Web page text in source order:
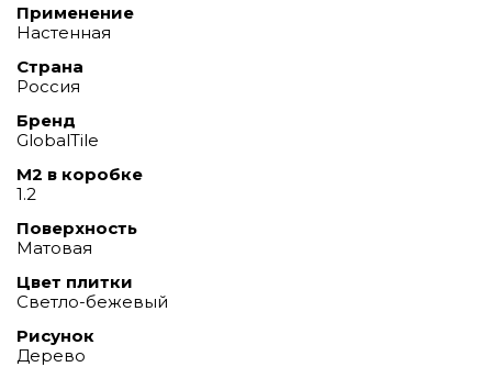
Применение
Настенная
Страна
Россия
Бренд
GlobalTile
М2 в коробке
1.2
Поверхность
Матовая
Цвет плитки
Светло-бежевый
Рисунок
Дерево